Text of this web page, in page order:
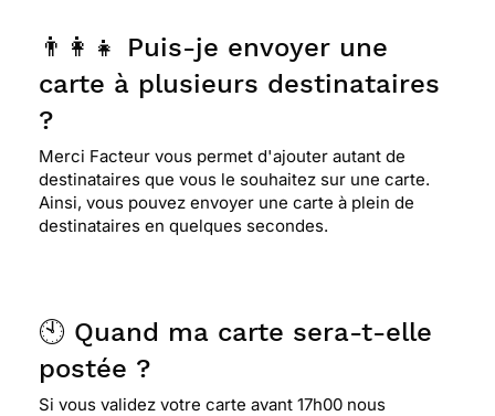
👨‍👩‍👧 Puis-je envoyer une
carte à plusieurs destinataires
?
Merci Facteur vous permet d'ajouter autant de
destinataires que vous le souhaitez sur une carte.
Ainsi, vous pouvez envoyer une carte à plein de
destinataires en quelques secondes.
🕙 Quand ma carte sera-t-elle
postée ?
Si vous validez votre carte avant 17h00 nous